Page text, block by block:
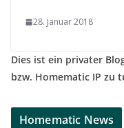
28. Januar 2018
Dies ist ein privater
bzw. Homematic IP zu
Homematic News